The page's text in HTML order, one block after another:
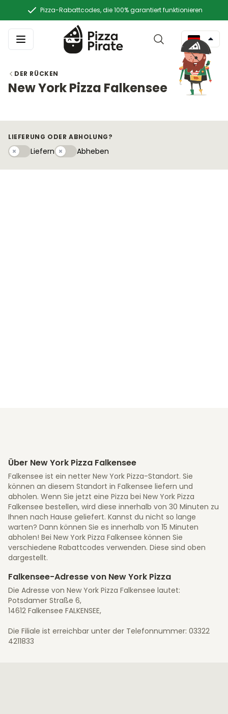
Pizza-Rabattcodes, die 100% garantiert funktionieren
DER RÜCKEN
New York Pizza Falkensee
LIEFERUNG ODER ABHOLUNG?
LiefernLiefernAbhebeny
Abheben
Über New York Pizza Falkensee
Falkensee ist ein netter New York Pizza-Standort. Sie
können an diesem Standort in Falkensee liefern und
abholen. Wenn Sie jetzt eine Pizza bei New York Pizza
Falkensee bestellen, wird diese innerhalb von 30 Minuten zu
Ihnen nach Hause geliefert. Kannst du nicht so lange
warten? Dann können Sie es innerhalb von 15 Minuten
abholen! Bei New York Pizza Falkensee können Sie
verschiedene Rabattcodes verwenden. Diese sind oben
dargestellt.
Falkensee-Adresse von New York Pizza
Die Adresse von New York Pizza Falkensee lautet:
Potsdamer Straße 6,
14612 Falkensee FALKENSEE,
Die Filiale ist erreichbar unter der Telefonnummer: 03322
4211833